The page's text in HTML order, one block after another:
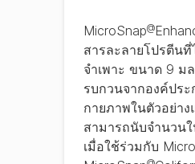
MicroSnap@
สารละลายโปรตีนที่
จำเพาะ ขนาด 9 ม
รบกวนจากองค์ประ
กายภาพในตัวอย่าง
สามารถนับจำนวน
เมื่อใช้ร่วมกับ